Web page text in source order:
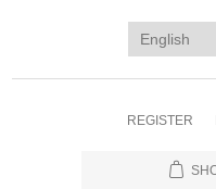
REGISTER